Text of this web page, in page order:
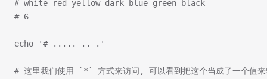
# white red yellow dark blue green black
# 6
echo '# ..... .. .'
# 这里我们使用 `*` 方式来访问, 可以看到把这个当成了一个值来